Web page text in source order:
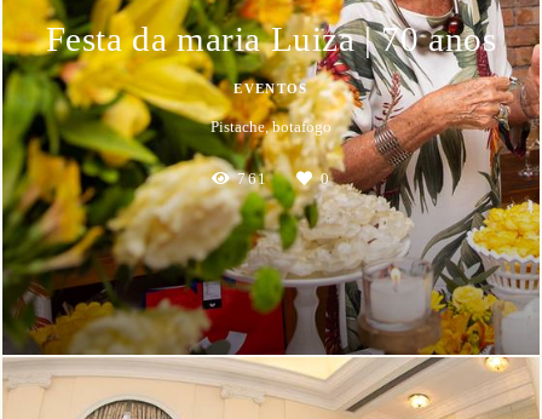
Festa da maria Luiza | 70 anos
EVENTOS
Pistache, botafogo
761 0